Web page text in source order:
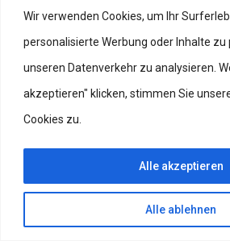
Wir verwenden Cookies, um Ihr
personalisierte Werbung oder Inhalte zu
unseren Datenverkehr zu analysieren.
akzeptieren" klicken, stimmen Sie
Cookies zu.
Alle ablehnen
Alle akzeptieren